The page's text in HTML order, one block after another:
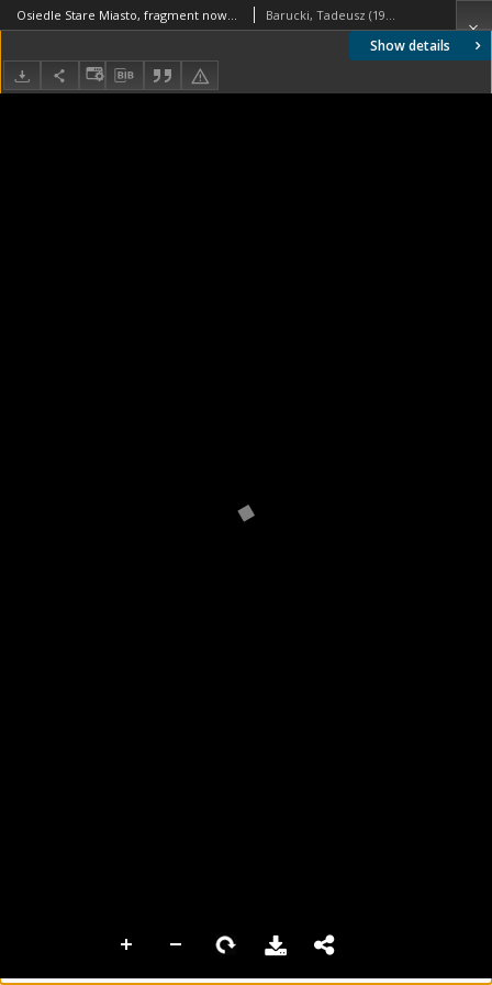
Show details
Osiedle Stare Miasto, fragment nowej zabudowy przy ulicy Wielkiej, obecnie ulicy ks. Kardynała Stefana Wyszyńskiego, w tle Bazylika Archikatedralna świętego Jakuba Apostoła, Szczecin Barucki, Tadeusz (1922- ). Fotograf